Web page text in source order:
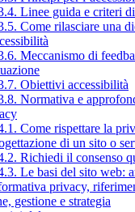
Linee guida e criteri
Come rilasciare una
Meccanismo di
Obiettivi accessibilità
Normativa e
Come rispettare la
di un sito o
Richiedi il consenso
Le basi del sito web:
privacy,
gestione e strategia